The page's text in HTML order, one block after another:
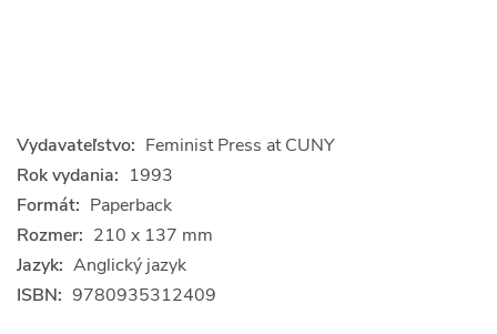
Vydavateľstvo: Feminist Press at CUNY
Rok vydania: 1993
Formát: Paperback
Rozmer: 210 x 137 mm
Jazyk: Anglický jazyk
ISBN: 9780935312409